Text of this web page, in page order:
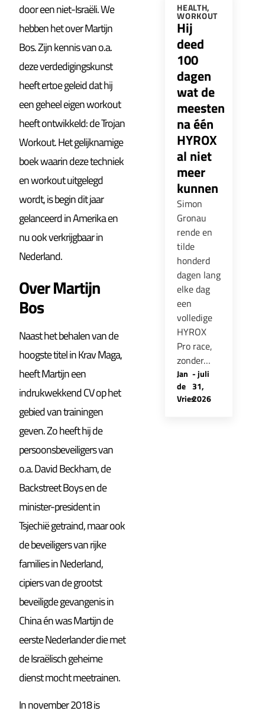
door een niet-Israëli. We
hebben het over Martijn
Bos. Zijn kennis van o.a.
deze verdedigingskunst
heeft ertoe geleid dat hij
een geheel eigen workout
heeft ontwikkeld: de Trojan
Workout. Het gelijknamige
boek waarin deze techniek
en workout uitgelegd
wordt, is begin dit jaar
gelanceerd in Amerika en
nu ook verkrijgbaar in
Nederland.
Over Martijn
Bos
Naast het behalen van de
hoogste titel in Krav Maga,
heeft Martijn een
indrukwekkend CV op het
gebied van trainingen
geven. Zo heeft hij de
persoonsbeveiligers van
o.a. David Beckham, de
Backstreet Boys en de
minister-president in
Tsjechië getraind, maar ook
de beveiligers van rijke
families in Nederland,
cipiers van de grootst
beveiligde gevangenis in
China én was Martijn de
eerste Nederlander die met
de Israëlisch geheime
dienst mocht meetrainen.
In november 2018 is
HEALTH,
WORKOUT
Hij
deed
100
dagen
wat de
meesten
na één
HYROX
al niet
meer
kunnen
Simon
Gronau
rende en
tilde
honderd
dagen lang
elke dag
een
volledige
HYROX
Pro race,
zonder…
Jan
de
Vries
-juli
31,
2026